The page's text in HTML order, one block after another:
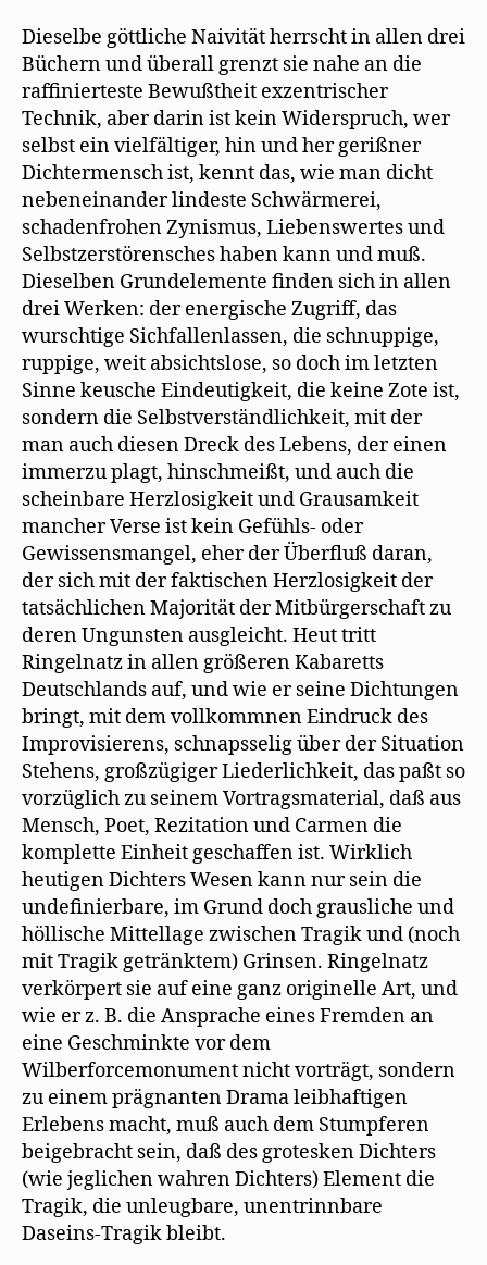
Dieselbe göttliche Naivität herrscht in allen drei
Büchern und überall grenzt sie nahe an die
raffinierteste Bewußtheit exzentrischer
Technik, aber darin ist kein Widerspruch, wer
selbst ein vielfältiger, hin und her gerißner
Dichtermensch ist, kennt das, wie man dicht
nebeneinander lindeste Schwärmerei,
schadenfrohen Zynismus, Liebenswertes und
Selbstzerstörensches haben kann und muß.
Dieselben Grundelemente finden sich in allen
drei Werken: der energische Zugriff, das
wurschtige Sichfallenlassen, die schnuppige,
ruppige, weit absichtslose, so doch im letzten
Sinne keusche Eindeutigkeit, die keine Zote ist,
sondern die Selbstverständlichkeit, mit der
man auch diesen Dreck des Lebens, der einen
immerzu plagt, hinschmeißt, und auch die
scheinbare Herzlosigkeit und Grausamkeit
mancher Verse ist kein Gefühls- oder
Gewissensmangel, eher der Überfluß daran,
der sich mit der faktischen Herzlosigkeit der
tatsächlichen Majorität der Mitbürgerschaft zu
deren Ungunsten ausgleicht. Heut tritt
Ringelnatz in allen größeren Kabaretts
Deutschlands auf, und wie er seine Dichtungen
bringt, mit dem vollkommnen Eindruck des
Improvisierens, schnapsselig über der Situation
Stehens, großzügiger Liederlichkeit, das paßt so
vorzüglich zu seinem Vortragsmaterial, daß aus
Mensch, Poet, Rezitation und Carmen die
komplette Einheit geschaffen ist. Wirklich
heutigen Dichters Wesen kann nur sein die
undefinierbare, im Grund doch grausliche und
höllische Mittellage zwischen Tragik und (noch
mit Tragik getränktem) Grinsen. Ringelnatz
verkörpert sie auf eine ganz originelle Art, und
wie er z. B. die Ansprache eines Fremden an
eine Geschminkte vor dem
Wilberforcemonument nicht vorträgt, sondern
zu einem prägnanten Drama leibhaftigen
Erlebens macht, muß auch dem Stumpferen
beigebracht sein, daß des grotesken Dichters
(wie jeglichen wahren Dichters) Element die
Tragik, die unleugbare, unentrinnbare
Daseins-Tragik bleibt.